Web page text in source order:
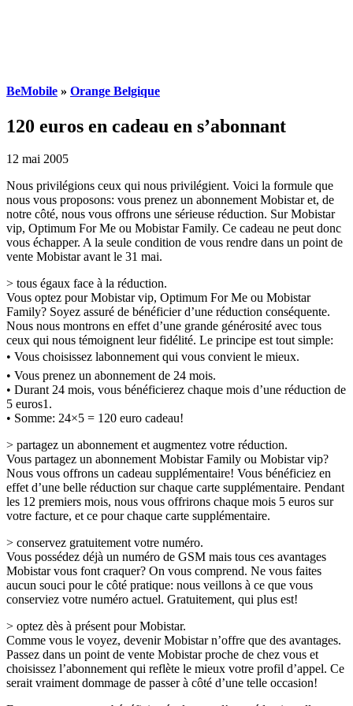
BeMobile » Orange Belgique
120 euros en cadeau en s’abonnant
12 mai 2005
Nous privilégions ceux qui nous privilégient. Voici la formule que
nous vous proposons: vous prenez un abonnement Mobistar et, de
notre côté, nous vous offrons une sérieuse réduction. Sur Mobistar
vip, Optimum For Me ou Mobistar Family. Ce cadeau ne peut donc
vous échapper. A la seule condition de vous rendre dans un point de
vente Mobistar avant le 31 mai.
> tous égaux face à la réduction.
Vous optez pour Mobistar vip, Optimum For Me ou Mobistar
Family? Soyez assuré de bénéficier d’une réduction conséquente.
Nous nous montrons en effet d’une grande générosité avec tous
ceux qui nous témoignent leur fidélité. Le principe est tout simple:
• Vous choisissez labonnement qui vous convient le mieux.
• Vous prenez un abonnement de 24 mois.
• Durant 24 mois, vous bénéficierez chaque mois d’une réduction de
5 euros1.
• Somme: 24×5 = 120 euro cadeau!
> partagez un abonnement et augmentez votre réduction.
Vous partagez un abonnement Mobistar Family ou Mobistar vip?
Nous vous offrons un cadeau supplémentaire! Vous bénéficiez en
effet d’une belle réduction sur chaque carte supplémentaire. Pendant
les 12 premiers mois, nous vous offrirons chaque mois 5 euros sur
votre facture, et ce pour chaque carte supplémentaire.
> conservez gratuitement votre numéro.
Vous possédez déjà un numéro de GSM mais tous ces avantages
Mobistar vous font craquer? On vous comprend. Ne vous faites
aucun souci pour le côté pratique: nous veillons à ce que vous
conserviez votre numéro actuel. Gratuitement, qui plus est!
> optez dès à présent pour Mobistar.
Comme vous le voyez, devenir Mobistar n’offre que des avantages.
Passez dans un point de vente Mobistar proche de chez vous et
choisissez l’abonnement qui reflète le mieux votre profil d’appel. Ce
serait vraiment dommage de passer à côté d’une telle occasion!